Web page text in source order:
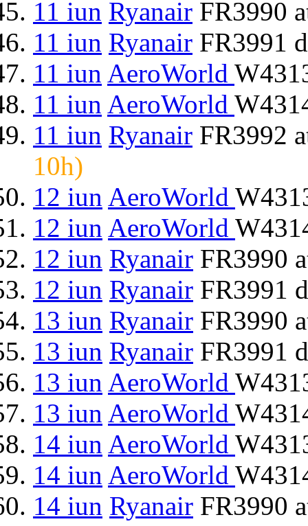
11 iun Ryanair FR3990
11 iun Ryanair FR3991
11 iun AeroWorld
11 iun AeroWorld
11 iun Ryanair FR3992
10h)
12 iun AeroWorld
12 iun AeroWorld
12 iun Ryanair FR3990
12 iun Ryanair FR3991
13 iun Ryanair FR3990
13 iun Ryanair FR3991
13 iun AeroWorld
13 iun AeroWorld
14 iun AeroWorld
14 iun AeroWorld
14 iun Ryanair FR3990